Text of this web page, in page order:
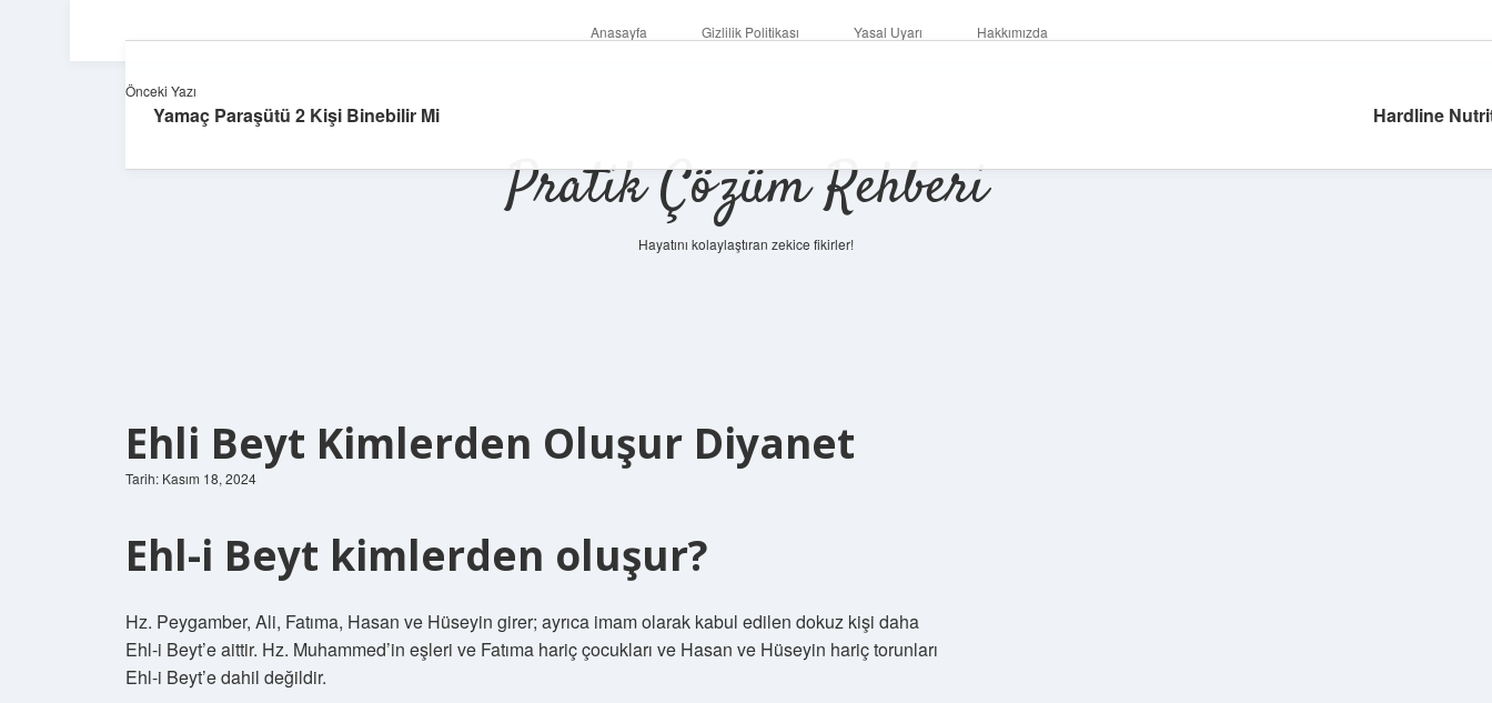
Anasayfa Gizlilik Politikası Yasal Uyarı Hakkımızda
Pratik Çözüm Rehberi
Hayatını kolaylaştıran zekice fikirler!
Ehli Beyt Kimlerden Oluşur Diyanet
Tarih: Kasım 18, 2024
Ehl-i Beyt kimlerden oluşur?
Hz. Peygamber, Ali, Fatıma, Hasan ve Hüseyin girer; ayrıca imam olarak kabul edilen dokuz kişi daha
Ehl-i Beyt’e aittir. Hz. Muhammed’in eşleri ve Fatıma hariç çocukları ve Hasan ve Hüseyin hariç torunları
Ehl-i Beyt’e dahil değildir.
Önceki Yazı
Yamaç Paraşütü 2 Kişi Binebilir Mi Hardline